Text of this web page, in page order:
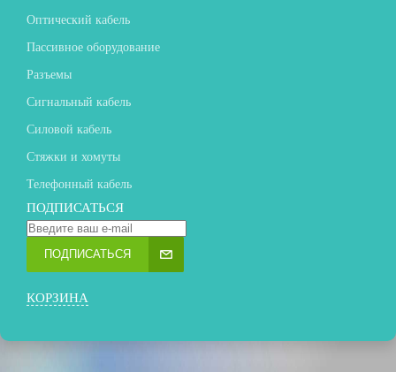
Оптический кабель
Пассивное оборудование
Разъемы
Сигнальный кабель
Силовой кабель
Стяжки и хомуты
Телефонный кабель
ПОДПИСАТЬСЯ
ПОДПИСАТЬСЯ
КОРЗИНА